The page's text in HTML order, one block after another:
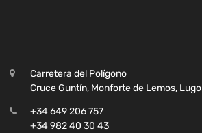
Carretera del Polígono
Cruce Guntín, Monforte de Lemos, Lugo
+34 649 206 757
+34 982 40 30 43